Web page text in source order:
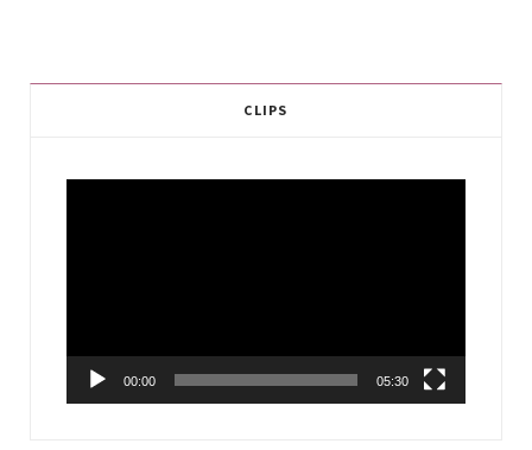
CLIPS
00:00 05:30